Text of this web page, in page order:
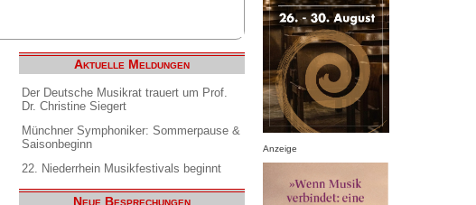
Aktuelle Meldungen
Der Deutsche Musikrat trauert um Prof.
Dr. Christine Siegert
Münchner Symphoniker: Sommerpause &
Saisonbeginn
22. Niederrhein Musikfestivals beginnt
Neue Besprechungen
Anzeige